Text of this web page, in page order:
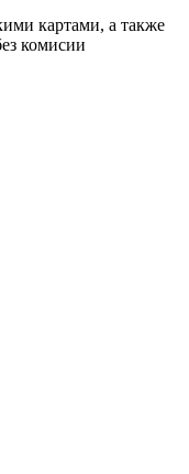
картами, а также
комисии